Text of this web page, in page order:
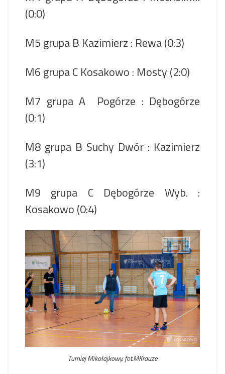
(0:0)
M5 grupa B Kazimierz : Rewa (0:3)
M6 grupa C Kosakowo : Mosty (2:0)
M7 grupa A Pogórze : Dębogórze
(0:1)
M8 grupa B Suchy Dwór : Kazimierz
(3:1)
M9 grupa C Dębogórze Wyb. :
Kosakowo (0:4)
Turniej Mikołajkowy. fot.MKrauze